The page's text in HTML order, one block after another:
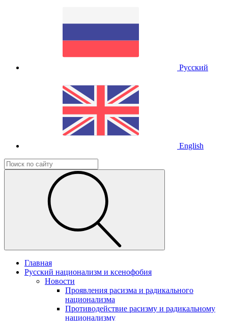
Русский
English
Главная
Русский национализм и ксенофобия
Новости
Проявления расизма и радикального
национализма
Противодействие расизму и радикальному
национализму